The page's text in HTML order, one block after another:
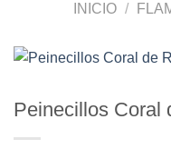
INICIO /
Peinecillos Coral